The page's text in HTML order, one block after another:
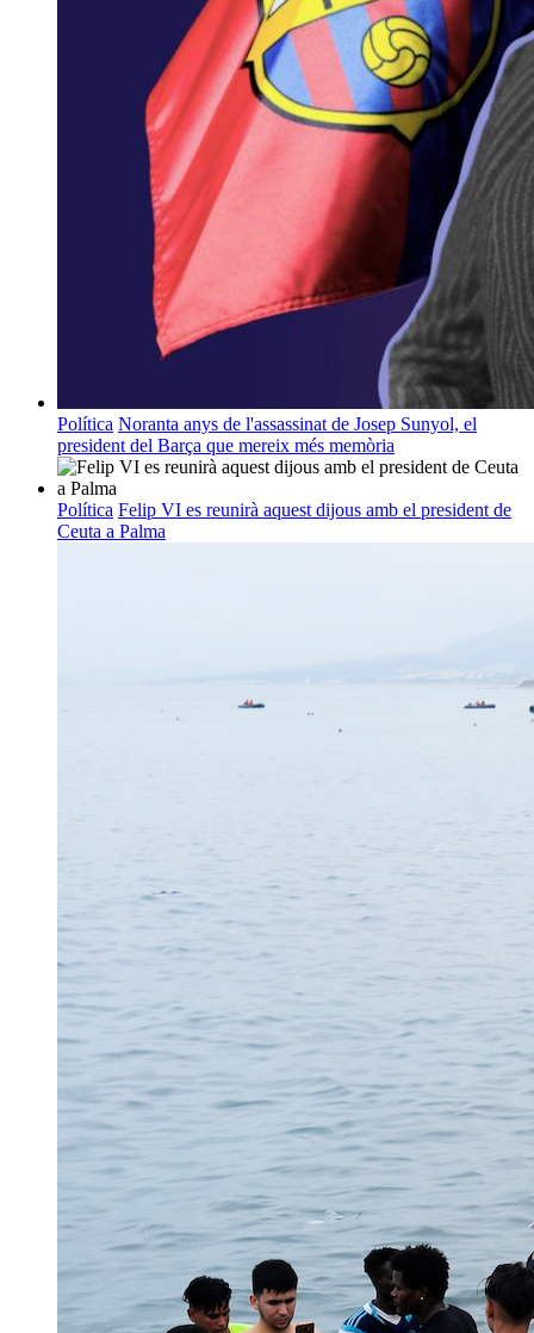
Política Noranta anys de l'assassinat de Josep Sunyol, el
president del Barça que mereix més memòria
Política Felip VI es reunirà aquest dijous amb el president de
Ceuta a Palma